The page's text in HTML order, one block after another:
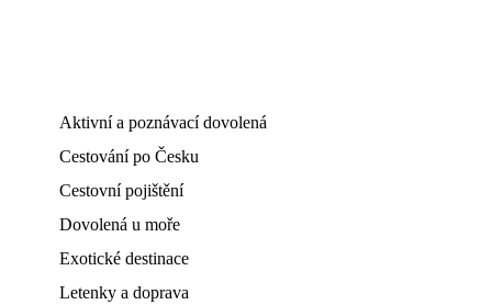
Aktivní a poznávací dovolená
Cestování po Česku
Cestovní pojištění
Dovolená u moře
Exotické destinace
Letenky a doprava